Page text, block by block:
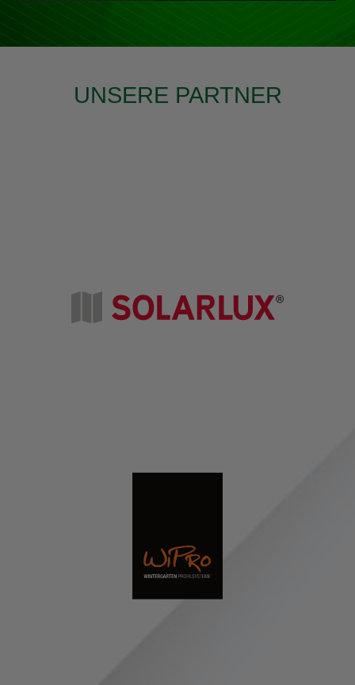
UNSERE PARTNER